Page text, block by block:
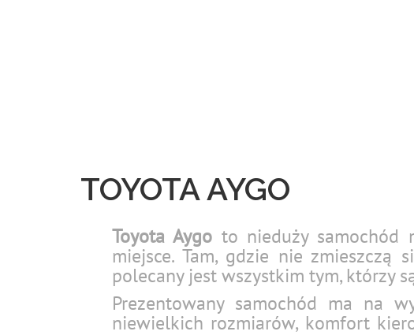
TOYOTA AYGO
Toyota Aygo to nieduży samochód
miejsce. Tam, gdzie nie
polecany jest wszystkim tym, którzy
Prezentowany samochód ma na
niewielkich rozmiarów, komfort